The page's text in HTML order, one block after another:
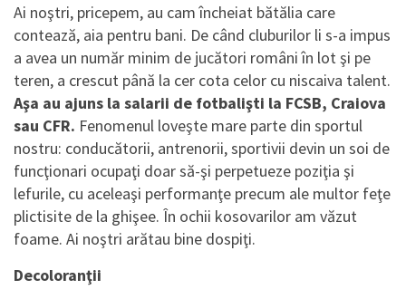
Ai noştri, pricepem, au cam încheiat bătălia care
contează, aia pentru bani. De când cluburilor li s-a impus
a avea un număr minim de jucători români în lot şi pe
teren, a crescut până la cer cota celor cu niscaiva talent.
Aşa au ajuns la salarii de fotbalişti la FCSB, Craiova
sau CFR. Fenomenul loveşte mare parte din sportul
nostru: conducătorii, antrenorii, sportivii devin un soi de
funcţionari ocupaţi doar să-şi perpetueze poziţia şi
lefurile, cu aceleaşi performanţe precum ale multor feţe
plictisite de la ghişee. În ochii kosovarilor am văzut
foame. Ai noştri arătau bine dospiţi.
Decoloranţii